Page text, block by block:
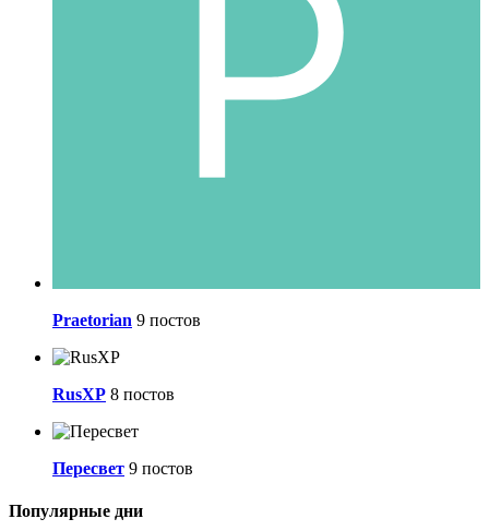
Praetorian 9 постов
RusXP 8 постов
Пересвeт 9 постов
Популярные дни